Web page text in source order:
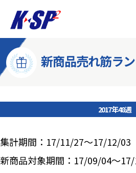
新商品売れ筋ラ
2017年48週
集計期間：17/11/27～17/12/03
新商品対象期間：17/09/04～